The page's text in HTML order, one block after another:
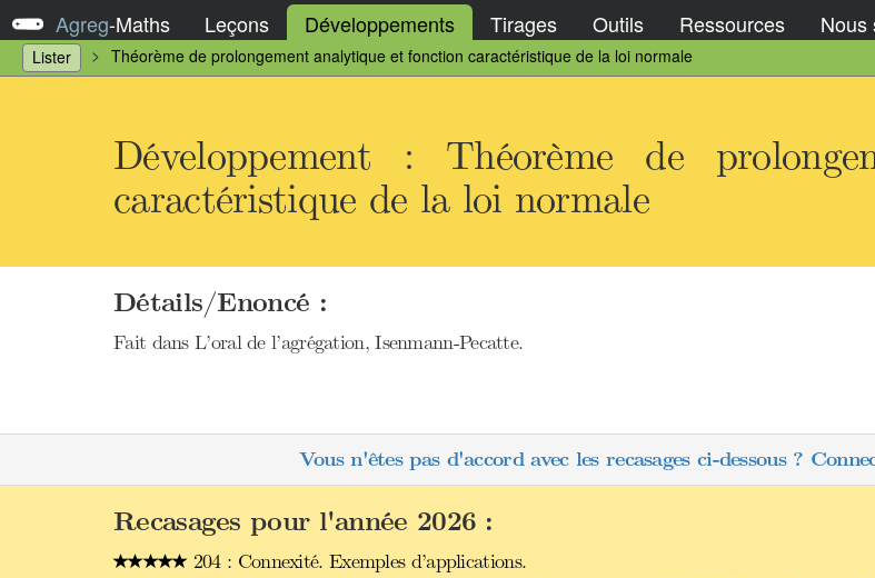
Agreg-Maths Leçons Développements Tirages Outils Ressources Nous
Lister Théorème de prolongement analytique et fonction caractéristique de la loi normale
Développement : Théorème de
caractéristique de la loi normale
Détails/Enoncé :
Fait dans L’oral de l’agrégation, Isenmann-Pecatte.
Vous n'êtes pas d'accord avec les recasages ci-dessous ?
Recasages pour l'année 2026 :
204 : Connexité. Exemples d’applications.